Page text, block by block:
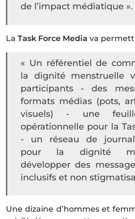
de l’impact médiatique ».
La Task Force Media va
« Un référentiel de
la dignité menstruelle
participants - des
formats médias (pots,
visuels) - une
opérationnelle pour la
- un réseau de
pour la dignité
développer des
inclusifs et non
Une dizaine d’hommes et